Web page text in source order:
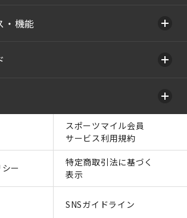
・機能
スポーツマイル会員
サービス利用規約
ー
特定商取引法に基づく
表示
SNSガイドライン